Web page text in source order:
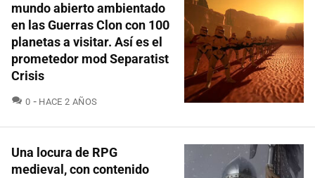
mundo abierto ambientado
en las Guerras Clon con 100
planetas a visitar. Así es el
prometedor mod Separatist
Crisis
0 COMENTARIOS
HACE 2 AÑOS
Una locura de RPG
medieval, con contenido